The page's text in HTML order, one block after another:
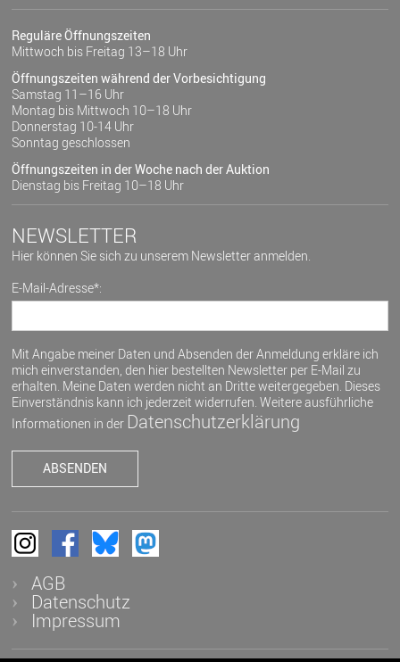
Reguläre Öffnungszeiten
Mittwoch bis Freitag 13–18 Uhr
Öffnungszeiten während der Vorbesichtigung
Samstag 11–16 Uhr
Montag bis Mittwoch 10–18 Uhr
Donnerstag 10-14 Uhr
Sonntag geschlossen
Öffnungszeiten in der Woche nach der Auktion
Dienstag bis Freitag 10–18 Uhr
NEWSLETTER
Hier können Sie sich zu unserem Newsletter anmelden.
E-Mail-Adresse*:
Mit Angabe meiner Daten und Absenden der Anmeldung erkläre ich
mich einverstanden, den hier bestellten Newsletter per E-Mail zu
erhalten. Meine Daten werden nicht an Dritte weitergegeben. Dieses
Einverständnis kann ich jederzeit widerrufen. Weitere ausführliche
Informationen in der Datenschutzerklärung
AGB
Datenschutz
Impressum